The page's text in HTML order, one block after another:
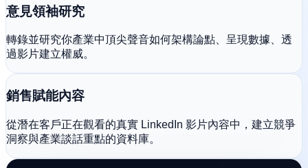
意見領袖研究
轉錄並研究你產業中頂尖聲音如何架構論點、呈現數據、透
過影片建立權威。
銷售賦能內容
從潛在客戶正在觀看的真實 LinkedIn 影片內容中，建立競爭
洞察與產業談話重點的資料庫。